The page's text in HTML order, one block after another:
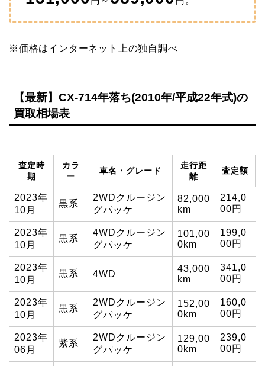
※価格はインターネット上の独自調べ
【最新】CX-714年落ち(2010年/平成22年式)の
買取相場表
査定時
期
カラ
ー
車名・グレード
走行距
離
査定額
2023年
10月
黒系
2WDクルージン
グパッケ
82,000
km
214,0
00円
2023年
10月
黒系
4WDクルージン
グパッケ
101,00
0km
199,0
00円
2023年
10月
黒系 4WD
43,000
km
341,0
00円
2023年
10月
黒系
2WDクルージン
グパッケ
152,00
0km
160,0
00円
2023年
06月
紫系
2WDクルージン
グパッケ
129,00
0km
239,0
00円